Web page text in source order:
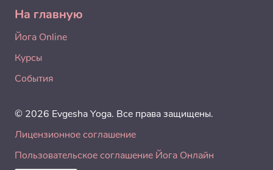
На главную
Йога Online
Курсы
События
© 2026 Evgesha Yoga. Все права защищены.
Лицензионное соглашение
Пользовательское соглашение Йога Онлайн